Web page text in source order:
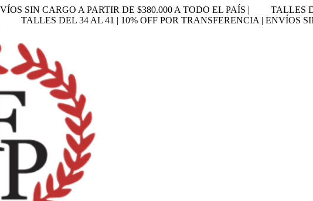
SIN CARGO A PARTIR DE $380.000 A TODO EL PAÍS |
TALLES
TALLES DEL 34 AL 41 | 10% OFF POR TRANSFERENCIA | ENVÍOS